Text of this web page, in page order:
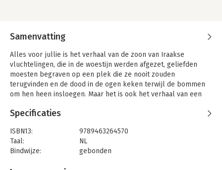
Samenvatting
Alles voor jullie is het verhaal van de zoon van Iraakse
vluchtelingen, die in de woestijn werden afgezet, geliefden
moesten begraven op een plek die ze nooit zouden
terugvinden en de dood in de ogen keken terwijl de bommen
om hen heen insloegen. Maar het is ook het verhaal van een
om zijn grootste passie te ontdekken: lesgeven. Die jongen is
Dit bijzondere verhaal, zíjn verhaal, vertelt Amin Asad aan zijn
studenten. Dit leidt tot verbinding, het krachtigste middel om
Specificaties
ISBN13:
9789463264570
Taal:
NL
Bindwijze:
gebonden